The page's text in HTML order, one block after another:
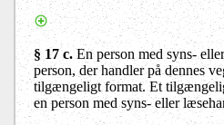
§ 17 c.En person med syns-
person, der handler på dennes
tilgængeligt format. Et
en person med syns- eller